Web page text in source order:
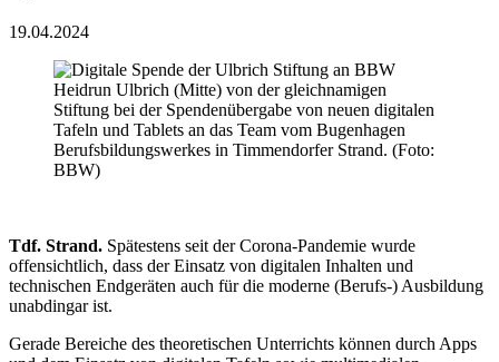
19.04.2024
Heidrun Ulbrich (Mitte) von der gleichnamigen
Stiftung bei der Spendenübergabe von neuen digitalen
Tafeln und Tablets an das Team vom Bugenhagen
Berufsbildungswerkes in Timmendorfer Strand. (Foto:
BBW)
Tdf. Strand. Spätestens seit der Corona-Pandemie wurde
offensichtlich, dass der Einsatz von digitalen Inhalten und
technischen Endgeräten auch für die moderne (Berufs-) Ausbildung
unabdingar ist.
Gerade Bereiche des theoretischen Unterrichts können durch Apps